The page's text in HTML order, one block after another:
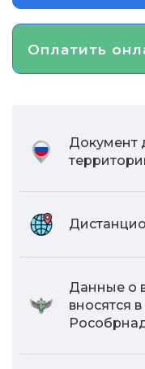
Оплатить
Документ
Данные о
вносятся